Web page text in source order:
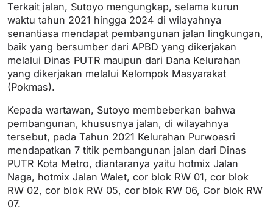
Terkait jalan, Sutoyo mengungkap, selama kurun
waktu tahun 2021 hingga 2024 di wilayahnya
senantiasa mendapat pembangunan jalan lingkungan,
baik yang bersumber dari APBD yang dikerjakan
melalui Dinas PUTR maupun dari Dana Kelurahan
yang dikerjakan melalui Kelompok Masyarakat
(Pokmas).
Kepada wartawan, Sutoyo membeberkan bahwa
pembangunan, khususnya jalan, di wilayahnya
tersebut, pada Tahun 2021 Kelurahan Purwoasri
mendapatkan 7 titik pembangunan jalan dari Dinas
PUTR Kota Metro, diantaranya yaitu hotmix Jalan
Naga, hotmix Jalan Walet, cor blok RW 01, cor blok
RW 02, cor blok RW 05, cor blok RW 06, Cor blok RW
07.